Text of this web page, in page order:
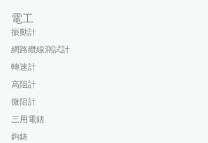
電工
振動計
網路纜線測試計
轉速計
高阻計
微阻計
三用電錶
鉤錶